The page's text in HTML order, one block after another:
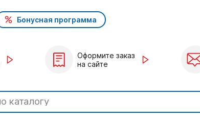
Бонусная программа
Оформите заказ
на сайте